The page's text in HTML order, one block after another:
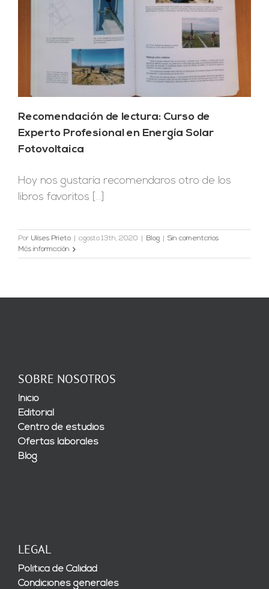
Recomendación de lectura: Curso de
Experto Profesional en Energía Solar
Fotovoltaica
Hoy nos gustaría recomendaros otro de los
libros favoritos [...]
Por Ulises Prieto agosto 13th, 2020 Blog
Sin comentarios
Más información
SOBRE NOSOTROS
Inicio
Editorial
Centro de estudios
Ofertas laborales
Blog
LEGAL
Política de Calidad
Condiciones generales